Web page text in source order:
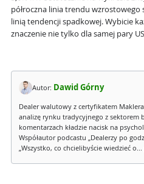
półroczna linia trendu
linią tendencji spadkowej. Wybicie
znaczenie nie tylko dla samej pary
Autor: Dawid Górny
Dealer walutowy z certyfikatem
analizę rynku tradycyjnego z sektorem
komentarzach kładzie nacisk na
Współautor podcastu „Dealerzy po
„Wszystko, co chcielibyście wiedzieć o...